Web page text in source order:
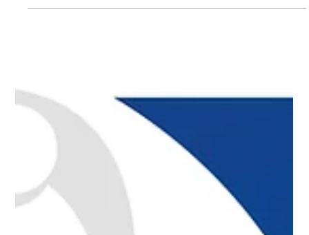
1 min de lectura
Abiertas Inscripciones Torneo Femenino Woman
Golf en Real Club de Golf La Herreria
Abiertas Inscripciones Torneo Femenino Woman Golf en Real
Club de Golf La Herreria